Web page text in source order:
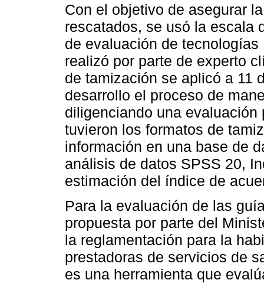
Con el objetivo de asegurar
rescatados, se usó la escala
de evaluación de
realizó por parte de experto
de tamización se aplicó a 11
desarrollo el proceso de
diligenciando una
tuvieron los formatos de
información en una base de
análisis de datos SPSS 20,
estimación del índice de
Para la evaluación de las
propuesta por parte del
la reglamentación para la
prestadoras de servicios de
es una herramienta que